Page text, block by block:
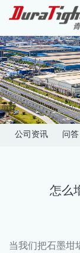
公司资讯 问答
怎么
当我们把石墨坩